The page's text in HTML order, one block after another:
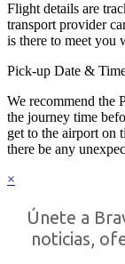
Flight details are
transport provider
is there to meet you
Pick-up Date &
We recommend the
the journey time
get to the airport on
there be any
×
Únete a
noticias,